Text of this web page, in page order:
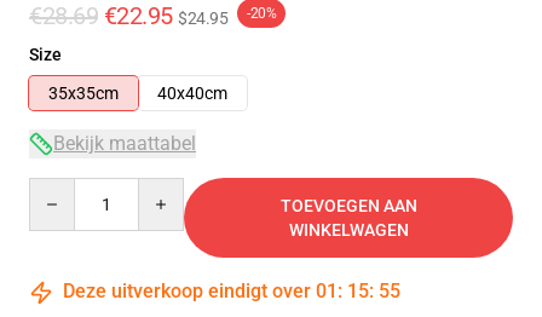
€28.69 €22.95 $24.95 -20%
Size
35x35cm
40x40cm
Bekijk maattabel
TOEVOEGEN AAN
WINKELWAGEN
Deze uitverkoop eindigt over 01 : 15: 54